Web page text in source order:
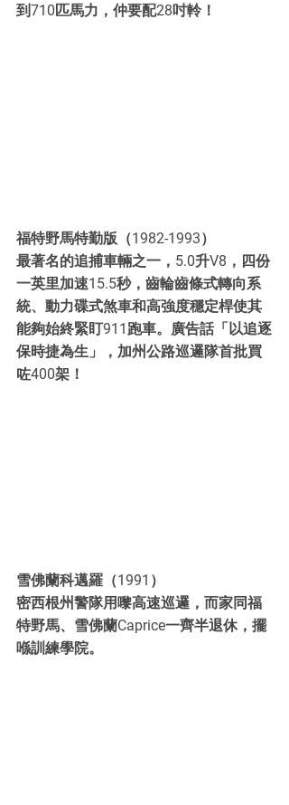
到710匹馬力，仲要配28吋軨！
福特野馬特勤版（1982-1993）
最著名的追捕車輛之一，5.0升V8，四份
一英里加速15.5秒，齒輪齒條式轉向系
統、動力碟式煞車和高強度穩定桿使其
能夠始終緊盯911跑車。廣告話「以追逐
保時捷為生」，加州公路巡邏隊首批買
咗400架！
雪佛蘭科邁羅（1991）
密西根州警隊用嚟高速巡邏，而家同福
特野馬、雪佛蘭Caprice一齊半退休，擺
喺訓練學院。